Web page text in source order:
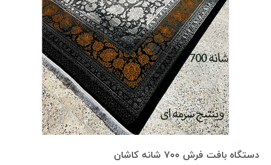
دستگاه بافت فرش ۷۰۰ شانه کاشان